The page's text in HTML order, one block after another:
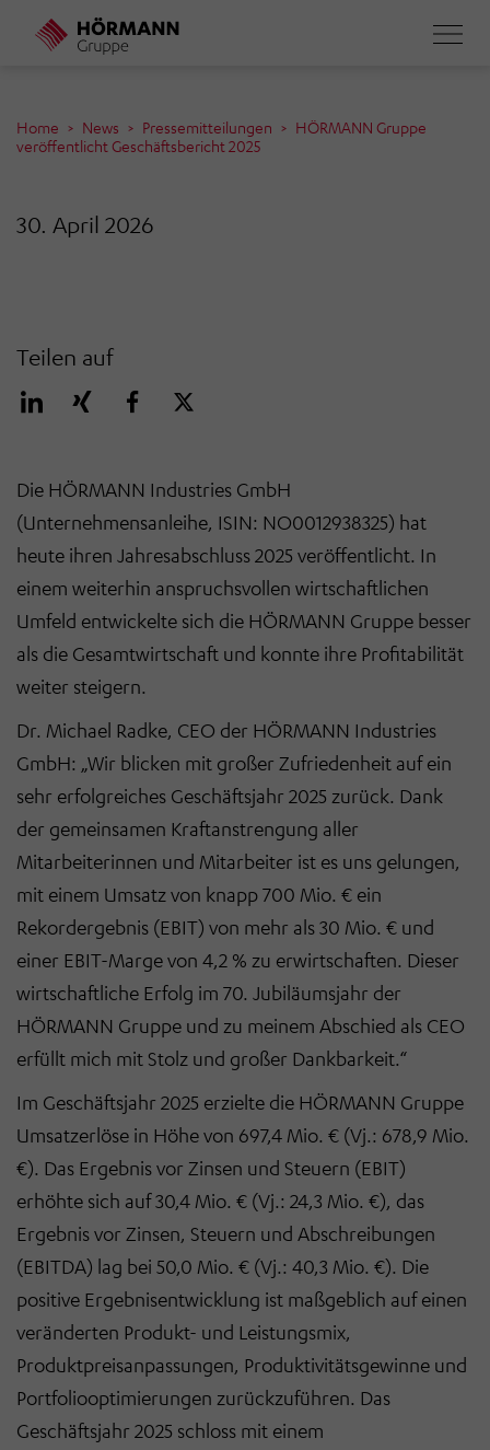
Direkt
Home News Pressemitteilungen
HÖRMANN Gruppe
veröffentlicht Geschäftsbericht 2025
30. April 2026
Teilen auf
Die HÖRMANN Industries GmbH
(Unternehmensanleihe, ISIN: NO0012938325) hat
heute ihren Jahresabschluss 2025 veröffentlicht. In
einem weiterhin anspruchsvollen wirtschaftlichen
Umfeld entwickelte sich die HÖRMANN Gruppe besser
als die Gesamtwirtschaft und konnte ihre Profitabilität
weiter steigern.
Dr. Michael Radke, CEO der HÖRMANN Industries
GmbH: „Wir blicken mit großer Zufriedenheit auf ein
sehr erfolgreiches Geschäftsjahr 2025 zurück. Dank
der gemeinsamen Kraftanstrengung aller
Mitarbeiterinnen und Mitarbeiter ist es uns gelungen,
mit einem Umsatz von knapp 700 Mio. € ein
Rekordergebnis (EBIT) von mehr als 30 Mio. € und
einer EBIT-Marge von 4,2 % zu erwirtschaften. Dieser
wirtschaftliche Erfolg im 70. Jubiläumsjahr der
HÖRMANN Gruppe und zu meinem Abschied als CEO
erfüllt mich mit Stolz und großer Dankbarkeit.“
Im Geschäftsjahr 2025 erzielte die HÖRMANN Gruppe
Umsatzerlöse in Höhe von 697,4 Mio. € (Vj.: 678,9 Mio.
€). Das Ergebnis vor Zinsen und Steuern (EBIT)
erhöhte sich auf 30,4 Mio. € (Vj.: 24,3 Mio. €), das
Ergebnis vor Zinsen, Steuern und Abschreibungen
(EBITDA) lag bei 50,0 Mio. € (Vj.: 40,3 Mio. €). Die
positive Ergebnisentwicklung ist maßgeblich auf einen
veränderten Produkt- und Leistungsmix,
Produktpreisanpassungen, Produktivitätsgewinne und
Portfoliooptimierungen zurückzuführen. Das
Geschäftsjahr 2025 schloss mit einem